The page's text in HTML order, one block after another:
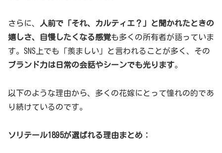
さらに、
人前で「それ、カルティエ？」と聞かれたときの
嬉しさ、自慢したくなる感覚も多くの所有者が語っていま
す。SNS上でも「羨ましい」と言われることが多く、その
ブランド力は日常の会話やシーンでも光ります。
以下のような理由から、多くの花嫁にとって憧れの的であ
り続けているのです。
ソリテール1895が選ばれる理由まとめ：